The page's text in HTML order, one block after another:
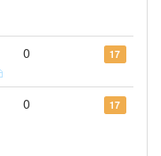
0 17
0 17